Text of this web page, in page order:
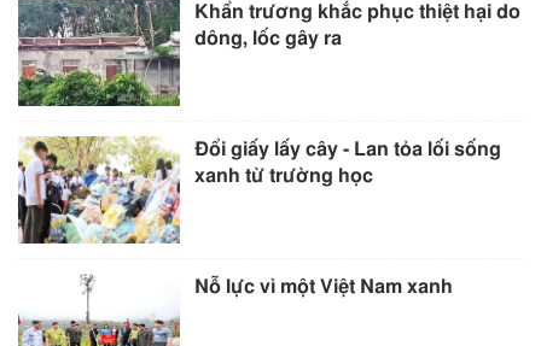
Khẩn trương khắc phục thiệt hại do
dông, lốc gây ra
Đổi giấy lấy cây - Lan tỏa lối sống
xanh từ trường học
Nỗ lực vì một Việt Nam xanh